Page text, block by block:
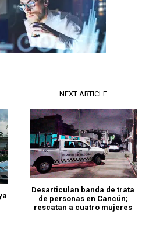
NEXT ARTICLE
Desarticulan banda de trata
de personas en Cancún;
rescatan a cuatro mujeres